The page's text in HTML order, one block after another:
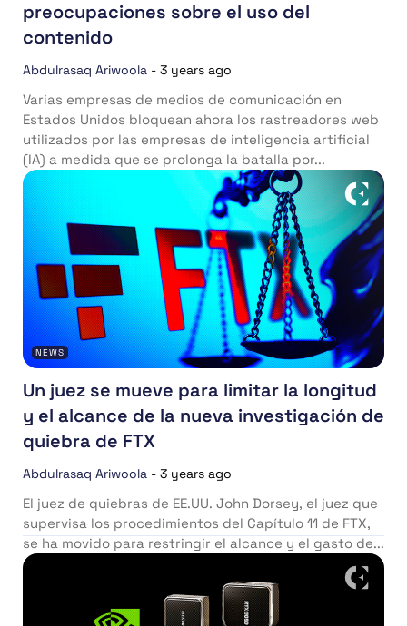
preocupaciones sobre el uso del
contenido
Abdulrasaq Ariwoola - 3 years ago
Varias empresas de medios de comunicación en
Estados Unidos bloquean ahora los rastreadores web
utilizados por las empresas de inteligencia artificial
(IA) a medida que se prolonga la batalla por...
NEWS
Un juez se mueve para limitar la longitud
y el alcance de la nueva investigación de
quiebra de FTX
Abdulrasaq Ariwoola - 3 years ago
El juez de quiebras de EE.UU. John Dorsey, el juez que
supervisa los procedimientos del Capítulo 11 de FTX,
se ha movido para restringir el alcance y el gasto de...